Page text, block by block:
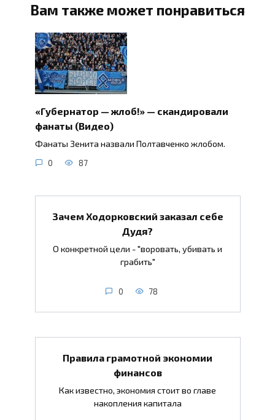
Вам также может понравиться
«Губернатор — жлоб!» — скандировали
фанаты (Видео)
Фанаты Зенита назвали Полтавченко жлобом.
0 87
Зачем Ходорковский заказал себе
Дудя?
О конкретной цели - "воровать, убивать и
грабить"
0 78
Правила грамотной экономии
финансов
Как известно, экономия стоит во главе
накопления капитала